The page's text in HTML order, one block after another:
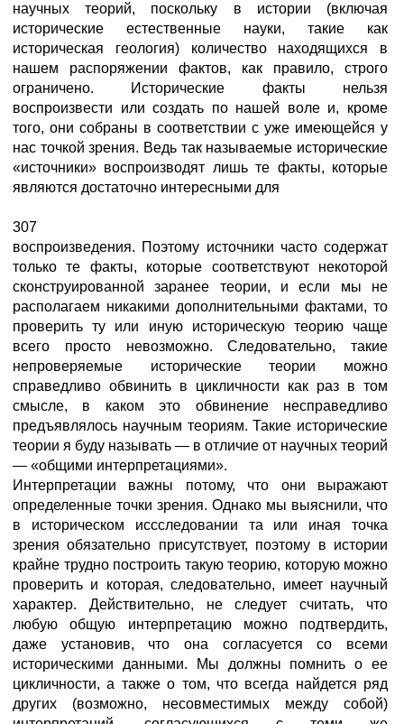
научных теорий, поскольку в истории (включая
исторические естественные науки, такие как
историческая геология) количество находящихся в
нашем распоряжении фактов, как правило, строго
ограничено. Исторические факты нельзя
воспроизвести или создать по нашей воле и, кроме
того, они собраны в соответствии с уже имеющейся у
нас точкой зрения. Ведь так называемые исторические
«источники» воспроизводят лишь те факты, которые
являются достаточно интересными для
307
воспроизведения. Поэтому источники часто содержат
только те факты, которые соответствуют некоторой
сконструированной заранее теории, и если мы не
располагаем никакими дополнительными фактами, то
проверить ту или иную историческую теорию чаще
всего просто невозможно. Следовательно, такие
непроверяемые исторические теории можно
справедливо обвинить в цикличности как раз в том
смысле, в каком это обвинение несправедливо
предъявлялось научным теориям. Такие исторические
теории я буду называть — в отличие от научных теорий
— «общими интерпретациями».
Интерпретации важны потому, что они выражают
определенные точки зрения. Однако мы выяснили, что
в историческом иссследовании та или иная точка
зрения обязательно присутствует, поэтому в истории
крайне трудно построить такую теорию, которую можно
проверить и которая, следовательно, имеет научный
характер. Действительно, не следует считать, что
любую общую интерпретацию можно подтвердить,
даже установив, что она согласуется со всеми
историческими данными. Мы должны помнить о ее
цикличности, а также о том, что всегда найдется ряд
других (возможно, несовместимых между собой)